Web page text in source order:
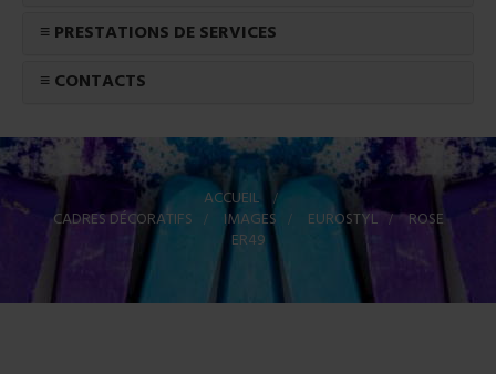
≡ PRESTATIONS DE SERVICES
≡ CONTACTS
ACCUEIL >
CADRES DÉCORATIFS > IMAGES > EUROSTYL > ROSE
ER49